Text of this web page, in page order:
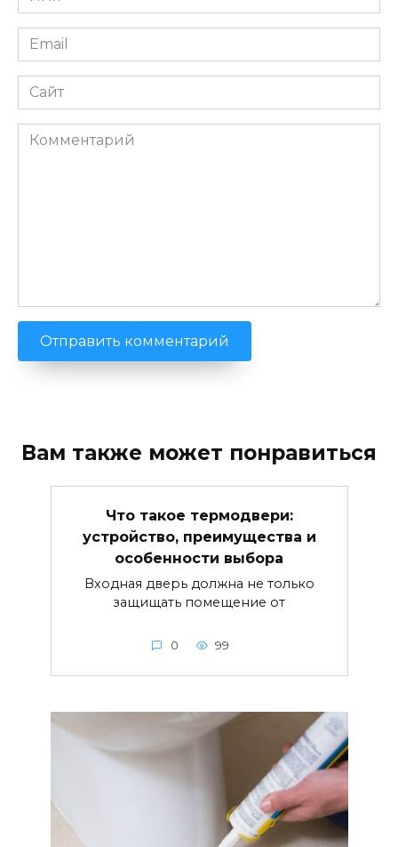
*
Email
*
Сайт
Комментарий
Вам также может понравиться
Что такое термодвери:
устройство, преимущества и
особенности выбора
Входная дверь должна не только
защищать помещение от
0 99